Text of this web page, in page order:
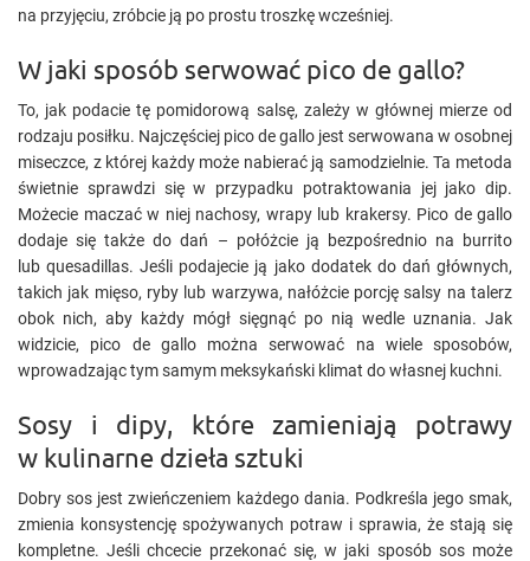
na przyjęciu, zróbcie ją po prostu troszkę wcześniej.
W jaki sposób serwować pico de gallo?
To, jak podacie tę pomidorową salsę, zależy w głównej mierze od
rodzaju posiłku. Najczęściej pico de gallo jest serwowana w osobnej
miseczce, z której każdy może nabierać ją samodzielnie. Ta metoda
świetnie sprawdzi się w przypadku potraktowania jej jako dip.
Możecie maczać w niej nachosy, wrapy lub krakersy. Pico de gallo
dodaje się także do dań – połóżcie ją bezpośrednio na burrito
lub quesadillas. Jeśli podajecie ją jako dodatek do dań głównych,
takich jak mięso, ryby lub warzywa, nałóżcie porcję salsy na talerz
obok nich, aby każdy mógł sięgnąć po nią wedle uznania. Jak
widzicie, pico de gallo można serwować na wiele sposobów,
wprowadzając tym samym meksykański klimat do własnej kuchni.
Sosy i dipy, które zamieniają potrawy
w kulinarne dzieła sztuki
Dobry sos jest zwieńczeniem każdego dania. Podkreśla jego smak,
zmienia konsystencję spożywanych potraw i sprawia, że stają się
kompletne. Jeśli chcecie przekonać się, w jaki sposób sos może